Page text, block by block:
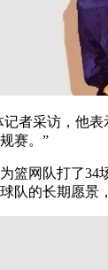
者采访，他
赛。”
篮网队打了34
队的长期愿景